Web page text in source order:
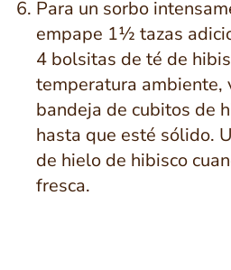
Para un sorbo
empape 1½ tazas
4 bolsitas de té de
temperatura ambiente,
bandeja de cubitos de
hasta que esté sólido.
de hielo de hibisco
fresca.